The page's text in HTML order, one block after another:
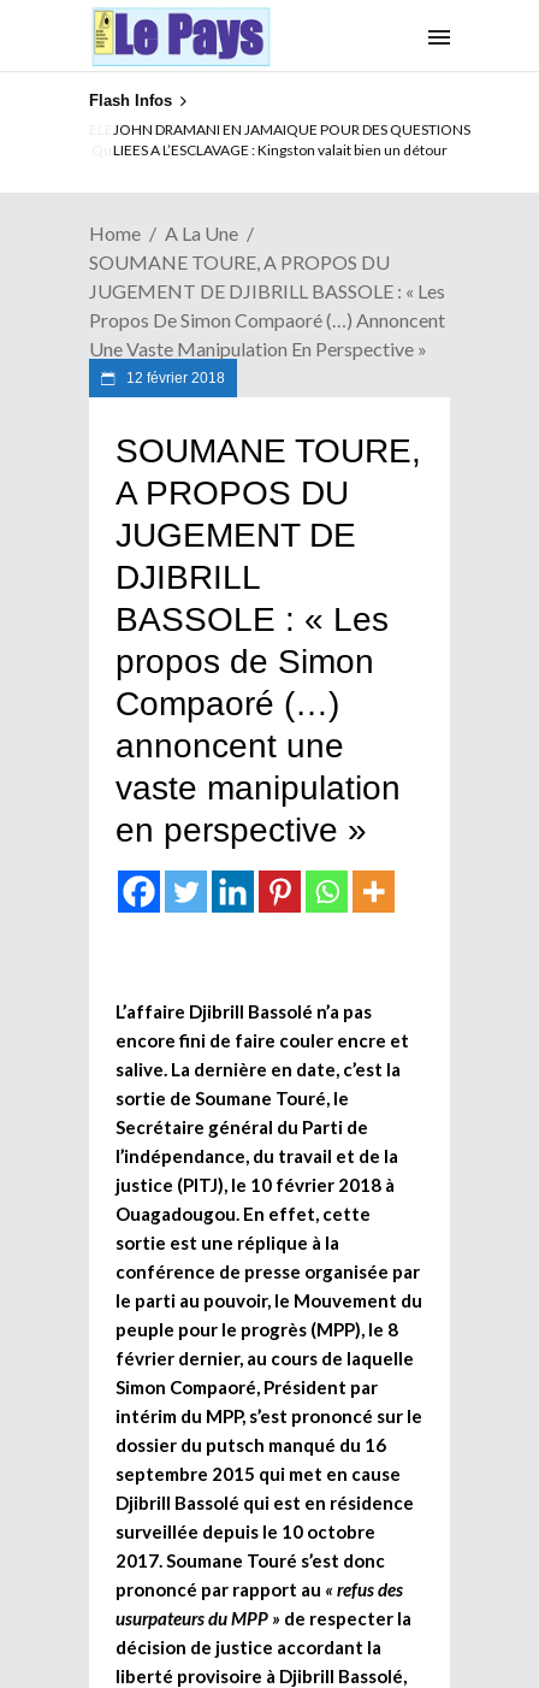
Flash Infos
ELECTION DE TALON A LA TETE DU SENAT BENINOIS :
Quand Patrice quitte le pouvoir sans partir !
Home
A La Une
SOUMANE TOURE, A PROPOS DU
JUGEMENT DE DJIBRILL BASSOLE : « Les
Propos De Simon Compaoré (…) Annoncent
Une Vaste Manipulation En Perspective »
12 février 2018
SOUMANE TOURE,
A PROPOS DU
JUGEMENT DE
DJIBRILL
BASSOLE : « Les
propos de Simon
Compaoré (…)
annoncent une
vaste manipulation
en perspective »
L’affaire Djibrill Bassolé n’a pas
encore fini de faire couler encre et
salive. La dernière en date, c’est la
sortie de Soumane Touré, le
Secrétaire général du Parti de
l’indépendance, du travail et de la
justice (PITJ), le 10 février 2018 à
Ouagadougou. En effet, cette
sortie est une réplique à la
conférence de presse organisée par
le parti au pouvoir, le Mouvement du
peuple pour le progrès (MPP), le 8
février dernier, au cours de laquelle
Simon Compaoré, Président par
intérim du MPP, s’est prononcé sur le
dossier du putsch manqué du 16
septembre 2015 qui met en cause
Djibrill Bassolé qui est en résidence
surveillée depuis le 10 octobre
2017. Soumane Touré s’est donc
prononcé par rapport au « refus des
usurpateurs du MPP » de respecter la
décision de justice accordant la
liberté provisoire à Djibrill Bassolé,